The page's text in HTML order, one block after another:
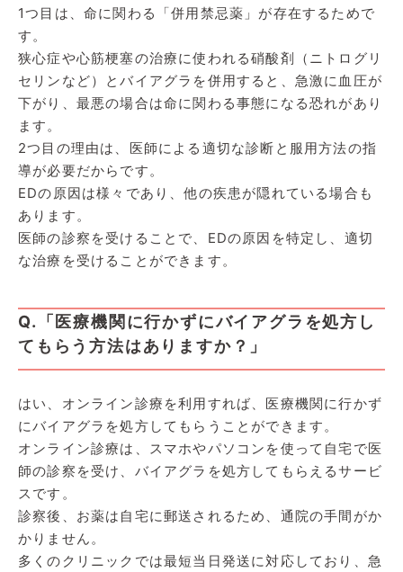
1つ目は、命に関わる「併用禁忌薬」が存在するためで
す。
狭心症や心筋梗塞の治療に使われる硝酸剤（ニトログリ
セリンなど）とバイアグラを併用すると、急激に血圧が
下がり、最悪の場合は命に関わる事態になる恐れがあり
ます。
2つ目の理由は、医師による適切な診断と服用方法の指
導が必要だからです。
EDの原因は様々であり、他の疾患が隠れている場合も
あります。
医師の診察を受けることで、EDの原因を特定し、適切
な治療を受けることができます。
Q.「医療機関に行かずにバイアグラを処方し
てもらう方法はありますか？」
はい、オンライン診療を利用すれば、医療機関に行かず
にバイアグラを処方してもらうことができます。
オンライン診療は、スマホやパソコンを使って自宅で医
師の診察を受け、バイアグラを処方してもらえるサービ
スです。
診察後、お薬は自宅に郵送されるため、通院の手間がか
かりません。
多くのクリニックでは最短当日発送に対応しており、急